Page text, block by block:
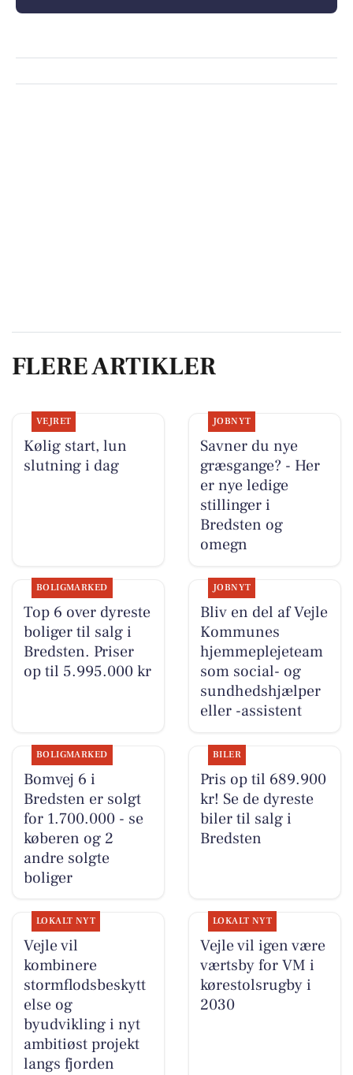
FLERE ARTIKLER
VEJRET
Kølig start, lun
slutning i dag
JOBNYT
Savner du nye
græsgange? - Her
er nye ledige
stillinger i
Bredsten og
omegn
BOLIGMARKED
Top 6 over dyreste
boliger til salg i
Bredsten. Priser
op til 5.995.000 kr
JOBNYT
Bliv en del af Vejle
Kommunes
hjemmeplejeteam
som social- og
sundhedshjælper
eller -assistent
BOLIGMARKED
Bomvej 6 i
Bredsten er solgt
for 1.700.000 - se
køberen og 2
andre solgte
boliger
BILER
Pris op til 689.900
kr! Se de dyreste
biler til salg i
Bredsten
LOKALT NYT
Vejle vil
kombinere
stormflodsbeskytt
else og
byudvikling i nyt
ambitiøst projekt
langs fjorden
LOKALT NYT
Vejle vil igen være
værtsby for VM i
kørestolsrugby i
2030